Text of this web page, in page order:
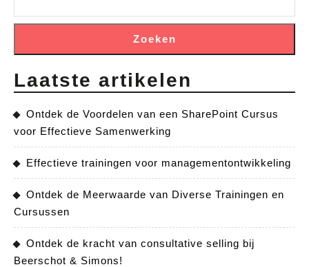
Zoeken
Laatste artikelen
Ontdek de Voordelen van een SharePoint Cursus
voor Effectieve Samenwerking
Effectieve trainingen voor managementontwikkeling
Ontdek de Meerwaarde van Diverse Trainingen en
Cursussen
Ontdek de kracht van consultative selling bij
Beerschot & Simons!